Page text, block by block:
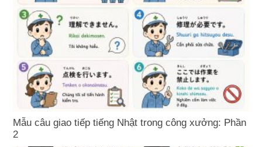
Mẫu câu giao tiếp tiếng Nhật trong công xưởng: Phần
2